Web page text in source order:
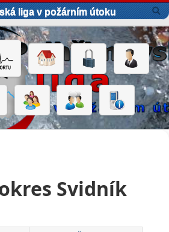
liga v požárním útoku
Svidník